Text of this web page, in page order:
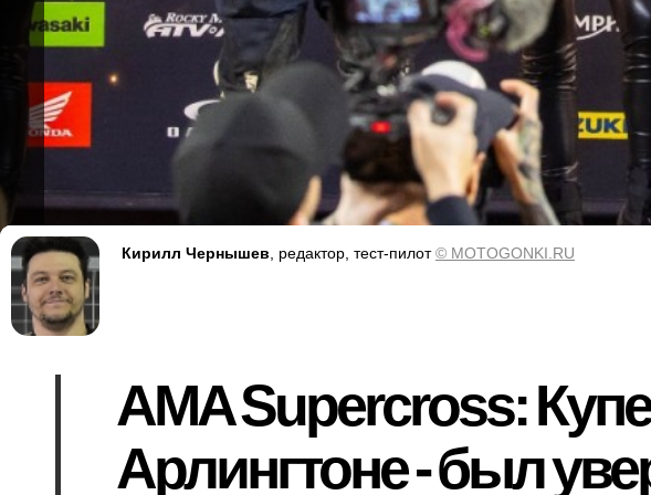
Кирилл Чернышев , редактор, тест-пилот© MOTOGONKI.RU
AMA Supercross:
Арлингтоне - был